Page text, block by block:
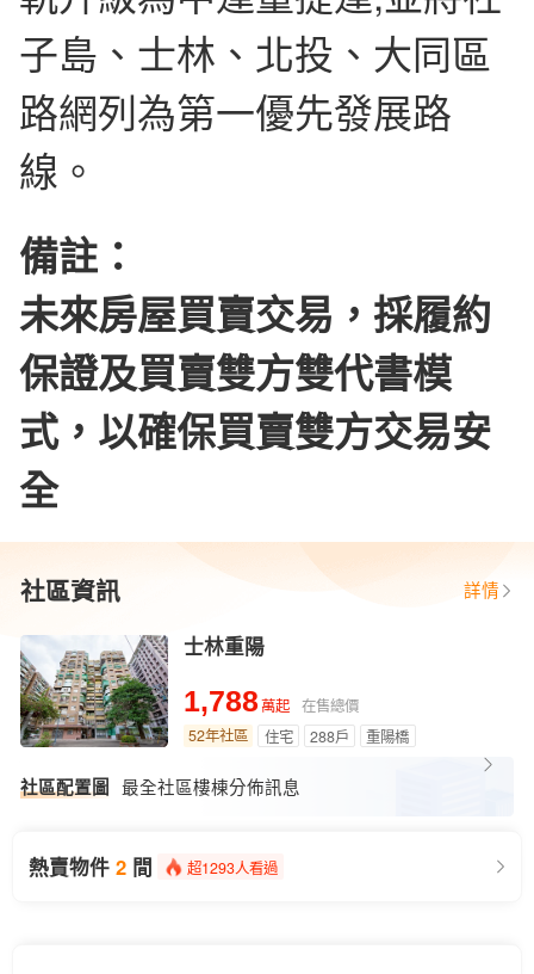
子島、士林、北投、大同區
路網列為第一優先發展路
線。
備註：
未來房屋買賣交易，採履約
保證及買賣雙方雙代書模
式，以確保買賣雙方交易安
全
社區資訊 詳情
士林重陽
1,788萬起
在售總價
52年社區
住宅 288戶 重陽橋
社區配置圖 最全社區樓棟分佈訊息
熱賣物件 2 間 超1293人看過